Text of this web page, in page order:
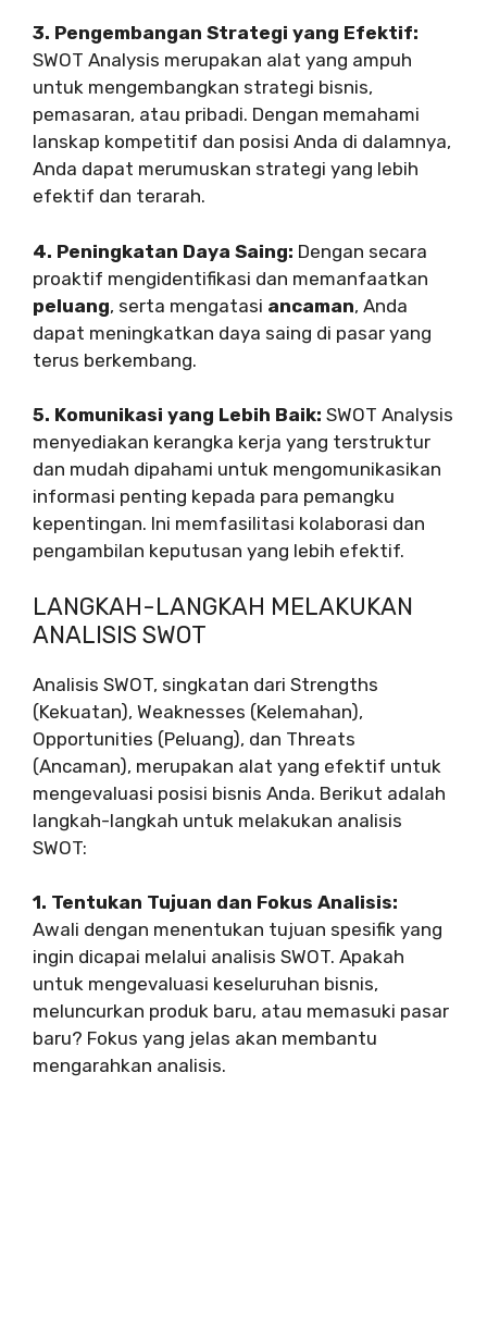
3. Pengembangan Strategi yang Efektif:
SWOT Analysis merupakan alat yang ampuh
untuk mengembangkan strategi bisnis,
pemasaran, atau pribadi. Dengan memahami
lanskap kompetitif dan posisi Anda di dalamnya,
Anda dapat merumuskan strategi yang lebih
efektif dan terarah.
4. Peningkatan Daya Saing: Dengan secara
proaktif mengidentifikasi dan memanfaatkan
peluang, serta mengatasi ancaman, Anda
dapat meningkatkan daya saing di pasar yang
terus berkembang.
5. Komunikasi yang Lebih Baik: SWOT Analysis
menyediakan kerangka kerja yang terstruktur
dan mudah dipahami untuk mengomunikasikan
informasi penting kepada para pemangku
kepentingan. Ini memfasilitasi kolaborasi dan
pengambilan keputusan yang lebih efektif.
LANGKAH-LANGKAH MELAKUKAN
ANALISIS SWOT
Analisis SWOT, singkatan dari Strengths
(Kekuatan), Weaknesses (Kelemahan),
Opportunities (Peluang), dan Threats
(Ancaman), merupakan alat yang efektif untuk
mengevaluasi posisi bisnis Anda. Berikut adalah
langkah-langkah untuk melakukan analisis
SWOT:
1. Tentukan Tujuan dan Fokus Analisis:
Awali dengan menentukan tujuan spesifik yang
ingin dicapai melalui analisis SWOT. Apakah
untuk mengevaluasi keseluruhan bisnis,
meluncurkan produk baru, atau memasuki pasar
baru? Fokus yang jelas akan membantu
mengarahkan analisis.